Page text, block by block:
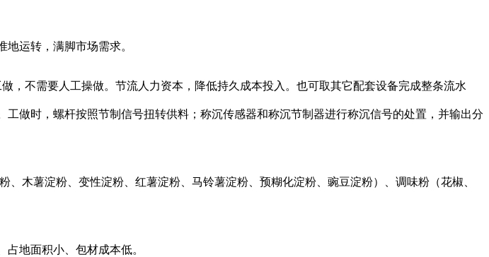
运转，满脚市场需求。
不需要人工操做。节流人力资本，降低持久成本投入。也可取其它配套设备完成整条流水
做时，螺杆按照节制信号扭转供料；称沉传感器和称沉节制器进行称沉信号的处置，并输出分
薯淀粉、变性淀粉、红薯淀粉、马铃薯淀粉、预糊化淀粉、豌豆淀粉）、调味粉（花椒、
地面积小、包材成本低。